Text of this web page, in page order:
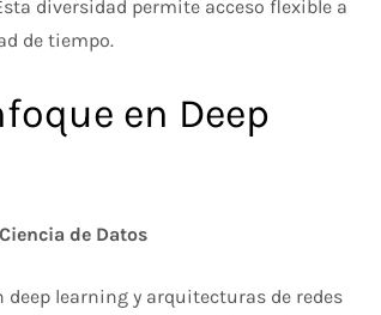
diversidad permite acceso flexible a
de tiempo.
en Deep
de Datos
learning y arquitecturas de redes